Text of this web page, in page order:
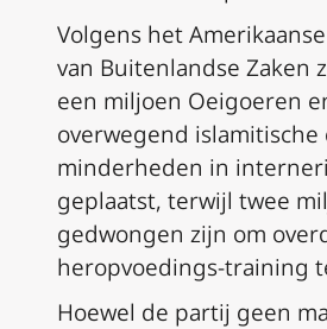
Volgens het
van Buitenlandse Zaken
een miljoen Oeigoeren
overwegend islamitische
minderheden in
geplaatst, terwijl twee
gedwongen zijn om
heropvoedings-training
Hoewel de partij geen